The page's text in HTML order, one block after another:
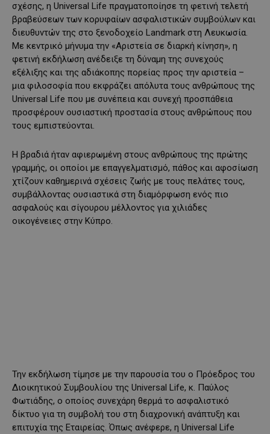
σχέσης, η Universal Life πραγματοποίησε τη φετινή τελετή
βραβεύσεων των κορυφαίων ασφαλιστικών συμβούλων και
διευθυντών της στο ξενοδοχείο Landmark στη Λευκωσία.
Με κεντρικό μήνυμα την «Αριστεία σε διαρκή κίνηση», η
φετινή εκδήλωση ανέδειξε τη δύναμη της συνεχούς
εξέλιξης και της αδιάκοπης πορείας προς την αριστεία –
μια φιλοσοφία που εκφράζει απόλυτα τους ανθρώπους της
Universal Life που με συνέπεια και συνεχή προσπάθεια
προσφέρουν ουσιαστική προστασία στους ανθρώπους που
τους εμπιστεύονται.
Η βραδιά ήταν αφιερωμένη στους ανθρώπους της πρώτης
γραμμής, οι οποίοι με επαγγελματισμό, πάθος και αφοσίωση
χτίζουν καθημερινά σχέσεις ζωής με τους πελάτες τους,
συμβάλλοντας ουσιαστικά στη διαμόρφωση ενός πιο
ασφαλούς και σίγουρου μέλλοντος για χιλιάδες
οικογένειες στην Κύπρο.
Την εκδήλωση τίμησε με την παρουσία του ο Πρόεδρος του
Διοικητικού Συμβουλίου της Universal Life, κ. Παύλος
Φωτιάδης, ο οποίος συνεχάρη θερμά το ασφαλιστικό
δίκτυο για τη συμβολή του στη διαχρονική ανάπτυξη και
επιτυχία της Εταιρείας. Όπως ανέφερε, η Universal Life